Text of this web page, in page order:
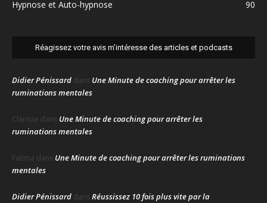
Hypnose et Auto-hypnose
90
Réagissez votre avis m’intéresse des articles et podcasts
Didier Pénissard dans Une Minute de coaching pour arrêter les
ruminations mentales
Clarisse dans Une Minute de coaching pour arrêter les
ruminations mentales
Fatima dans Une Minute de coaching pour arrêter les ruminations
mentales
Didier Pénissard dansRéussissez 10 fois plus vite par la